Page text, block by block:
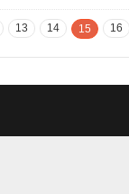
13 14 15 16